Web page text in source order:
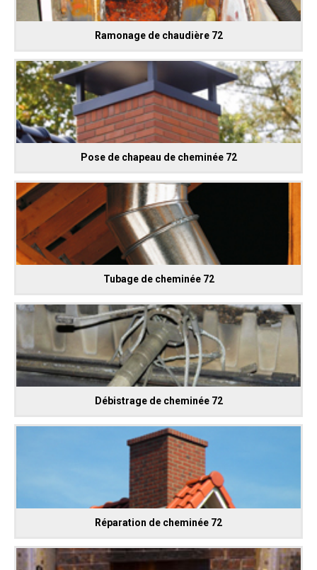
Ramonage de chaudière 72
Pose de chapeau de cheminée 72
Tubage de cheminée 72
Débistrage de cheminée 72
Réparation de cheminée 72